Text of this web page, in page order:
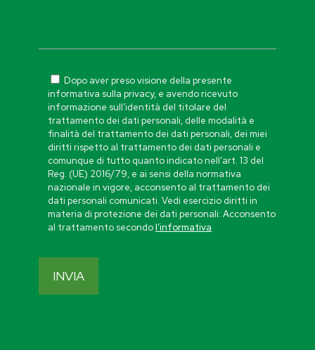
Dopo aver preso visione della presente
informativa sulla privacy, e avendo ricevuto
informazione sull’identità del titolare del
trattamento dei dati personali, delle modalità e
finalità del trattamento dei dati personali, dei miei
diritti rispetto al trattamento dei dati personali e
comunque di tutto quanto indicato nell’art. 13 del
Reg. (UE) 2016/79, e ai sensi della normativa
nazionale in vigore, acconsento al trattamento dei
dati personali comunicati. Vedi esercizio diritti in
materia di protezione dei dati personali: Acconsento
al trattamento secondol’informativa